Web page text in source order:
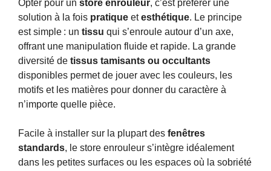
Opter pour un store enrouleur, c’est préférer une
solution à la fois pratique etesthétique. Le principe
est simple : un tissu qui s’enroule autour d’un axe,
offrant une manipulation fluide et rapide. La grande
diversité de tissus tamisants ou occultants
disponibles permet de jouer avec les couleurs, les
motifs et les matières pour donner du caractère à
n’importe quelle pièce.
Facile à installer sur la plupart des fenêtres
standards, le store enrouleur s’intègre idéalement
dans les petites surfaces ou les espaces où la sobriété